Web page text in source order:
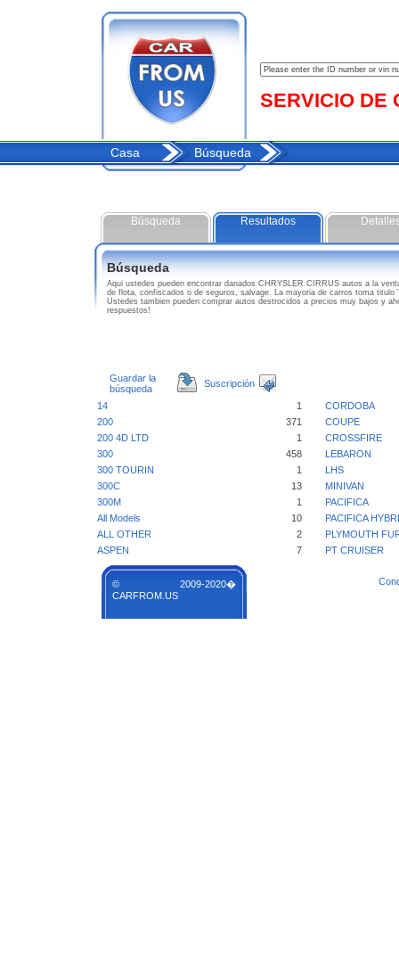
SERVICIO DE
Casa Búsqueda
Búsqueda Resultados
Búsqueda
Aqui ustedes pueden encontrar danados CHRYSLER CIRRUS autos a la
de flota, confiscados o de seguros, salvage. La mayoria de carros toma
Ustedes tambien pueden comprar autos destrocidos a precios muy bajos y
respuestos!
Guardar la
búsqueda
Suscripción
14 1
CORDOBA
200
371
COUPE
200 4D LTD
1
CROSSFIRE
300
458
LEBARON
300 TOURIN
1
LHS
300C
13
MINIVAN
300M
1
PACIFICA
All Models
10
PACIFICA
ALL OTHER
2
PLYMOUTH
ASPEN
7 PT CRUISER
© 2009-2020�
CARFROM.US